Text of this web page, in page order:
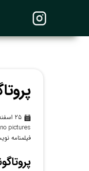
۲۵ اسفند ۱۴۰۱
pictures
فیلمنامه